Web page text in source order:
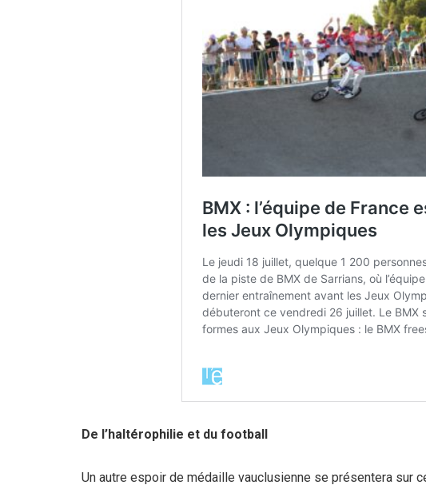
De l’haltérophilie et du football
Un autre espoir de médaille vauclusienne se présentera sur